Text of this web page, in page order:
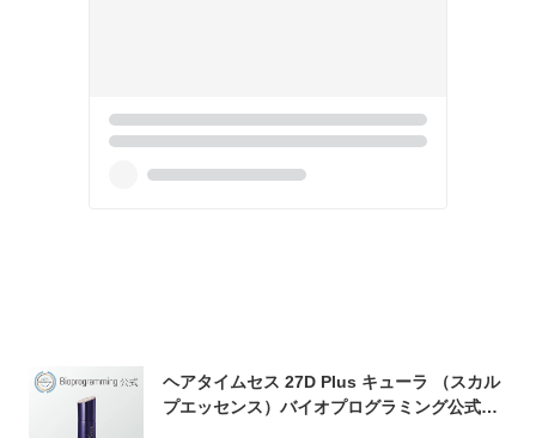
ヘアタイムセス 27D Plus キューラ （スカル
プエッセンス）バイオプログラミング公式ブ